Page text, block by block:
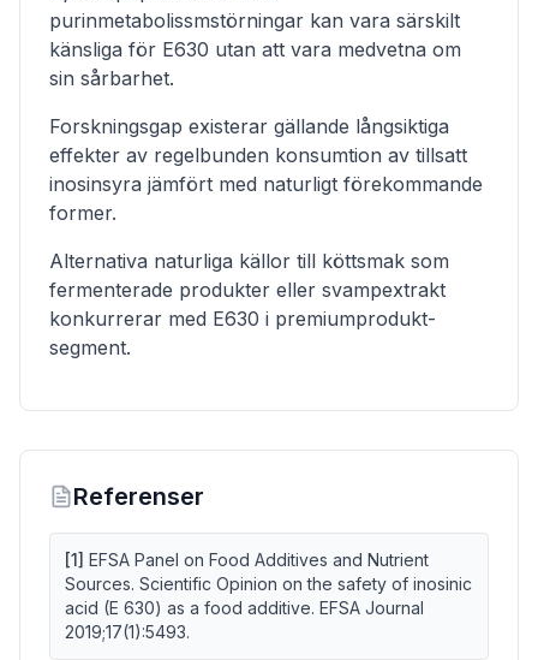
purinmetabolissmstörningar kan vara särskilt
känsliga för E630 utan att vara medvetna om
sin sårbarhet.
Forskningsgap existerar gällande långsiktiga
effekter av regelbunden konsumtion av tillsatt
inosinsyra jämfört med naturligt förekommande
former.
Alternativa naturliga källor till köttsmak som
fermenterade produkter eller svampextrakt
konkurrerar med E630 i premiumprodukt-
segment.
Referenser
[1] EFSA Panel on Food Additives and Nutrient
Sources. Scientific Opinion on the safety of inosinic
acid (E 630) as a food additive. EFSA Journal
2019;17(1):5493.